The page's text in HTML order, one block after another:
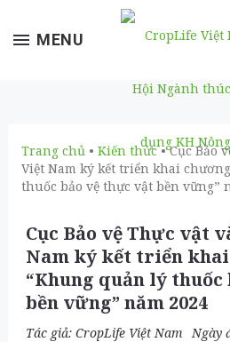
ToggleMENU
Trang chủ• Kiến thức• Cục Bảo
Việt Nam ký kết triển khai
thuốc bảo vệ thực vật bền vững”
Cục Bảo vệ Thực vật
Nam ký kết triển
“Khung quản lý
bền vững” năm 2024
Tác giả: CropLife Việt Nam Ngày